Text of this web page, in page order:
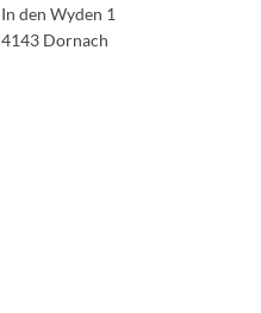
In den Wyden 1
4143 Dornach